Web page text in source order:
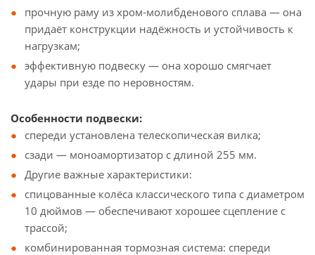
прочную раму из хром-молибденового сплава — она
придаёт конструкции надёжность и устойчивость к
нагрузкам;
эффективную подвеску — она хорошо смягчает
удары при езде по неровностям.
Особенности подвески:
спереди установлена телескопическая вилка;
сзади — моноамортизатор с длиной 255 мм.
Другие важные характеристики:
спицованные колёса классического типа с диаметром
10 дюймов — обеспечивают хорошее сцепление с
трассой;
комбинированная тормозная система: спереди